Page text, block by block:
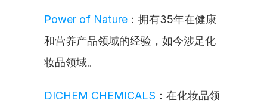
Power of Nature ：拥有35年在健康
和营养产品领域的经验，如今涉足化
妆品领域。
DICHEM CHEMICALS ：在化妆品领